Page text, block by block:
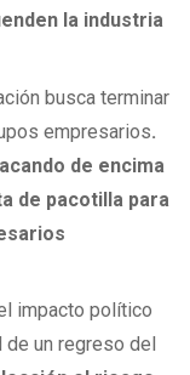
la industria
busca terminar
empresarios.
de encima
de pacotilla para
impacto político
un regreso del